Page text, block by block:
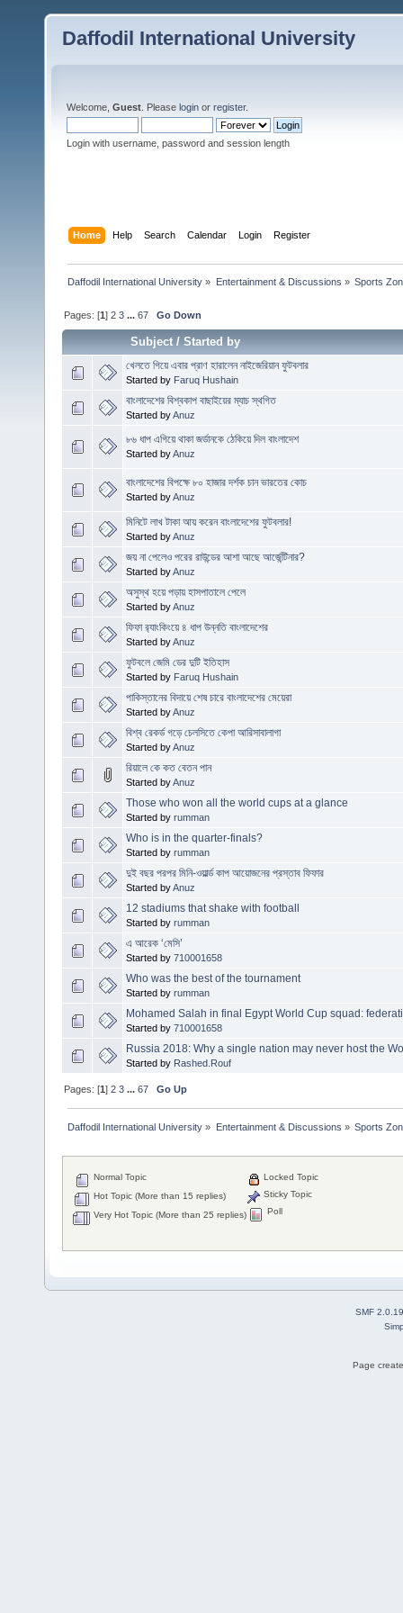
Daffodil International University
Welcome, Guest . Please login or register.
Login with username, password and session length
Home Help Search Calendar Login Register
Daffodil International University » Entertainment & Discussions » Sports
Pages: [1]2 3 ...67 Go Down
Subject/Started by
খেলতে গিয়ে এবার প্রাণ হারালেন নাইজেরিয়ান ফুটবলার
Started by Faruq Hushain
বাংলাদেশের বিশ্বকাপ বাছাইয়ের ম্যাচ স্থগিত
Started byAnuz
৮৬ ধাপ এগিয়ে থাকা জর্ডানকে ঠেকিয়ে দিল বাংলাদেশ
Started byAnuz
বাংলাদেশের বিপক্ষে ৮০ হাজার দর্শক চান ভারতের কোচ
Started byAnuz
মিনিটে লাখ টাকা আয় করেন বাংলাদেশের ফুটবলার!
Started byAnuz
জয় না পেলেও পরের রাউন্ডের আশা আছে আর্জেন্টিনার?
Started byAnuz
অসুস্থ হয়ে পড়ায় হাসপাতালে পেলে
Started byAnuz
ফিফা র‍্যাংকিংয়ে ৪ ধাপ উন্নতি বাংলাদেশের
Started byAnuz
ফুটবলে জেমি ডের দুটি ইতিহাস
Started by Faruq Hushain
পাকিস্তানের বিদায়ে শেষ চারে বাংলাদেশের মেয়েরা
Started byAnuz
বিশ্ব রেকর্ড গড়ে চেলসিতে কেপা আরিসাবালাগা
Started byAnuz
রিয়ালে কে কত বেতন পান
Started byAnuz
Those who won all the world cups at a glance
Started by rumman
Who is in the quarter-finals?
Started by rumman
দুই বছর পরপর মিনি-ওয়ার্ল্ড কাপ আয়োজনের প্রস্তাব ফিফার
Started byAnuz
12 stadiums that shake with football
Started by rumman
এ আরেক ‘মেসি’
Started by 710001658
Who was the best of the tournament
Started by rumman
Mohamed Salah in final Egypt World Cup squad:
Started by 710001658
Russia 2018: Why a single nation may never host the
Started by Rashed.Rouf
Pages: [1]2 3 ...67 Go Up
Daffodil International University » Entertainment & Discussions » Sports
Normal Topic
Hot Topic (More than 15 replies)
Very Hot Topic (More than 25 replies)
Locked Topic
Sticky Topic
Poll
SMF 2.0.19
Page